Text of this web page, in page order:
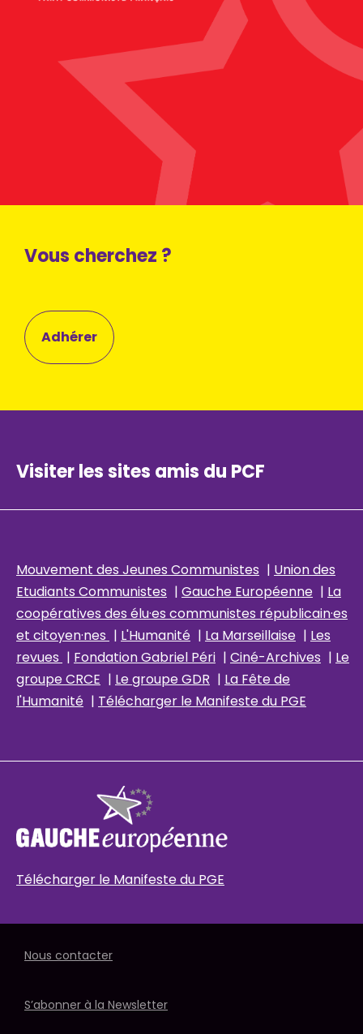
Vous cherchez ?
Adhérer
Visiter les sites amis du PCF
Mouvement des Jeunes Communistes | Union des
Etudiants Communistes | Gauche Européenne | La
coopératives des élu·es communistes républicain·es
et citoyen·nes | L'Humanité | La Marseillaise | Les
revues | Fondation Gabriel Péri | Ciné-Archives | Le
groupe CRCE | Le groupe GDR | La Fête de
l'Humanité | Télécharger le Manifeste du PGE
Télécharger le Manifeste du PGE
Nous contacter
S’abonner à la Newsletter